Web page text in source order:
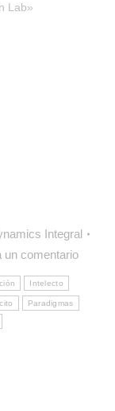
Lab»
Integral
un comentario
Intelecto
Paradigmas